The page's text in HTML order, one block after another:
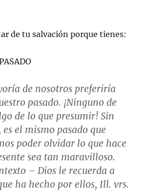
de tu salvación porque tienes:
de nosotros preferiría
pasado. ¡Ninguno de
de lo que presumir! Sin
el mismo pasado que
poder olvidar lo que hace
sea tan maravilloso.
– Dios le recuerda a
ha hecho por ellos, Ill. vrs.